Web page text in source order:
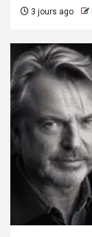
3 jours ago